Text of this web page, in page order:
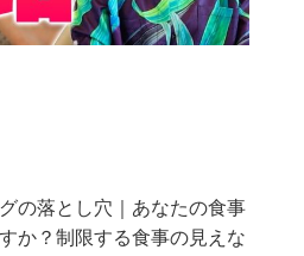
の落とし穴｜あなたの食事
か？制限する食事の見えな